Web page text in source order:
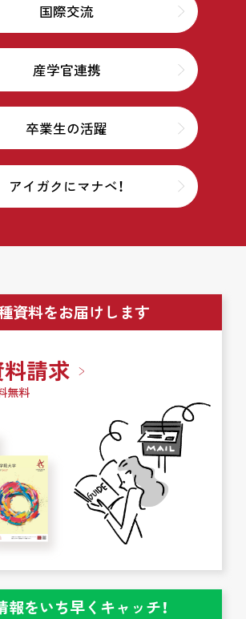
国際交流
産学官連携
卒業生の活躍
アイガクにマナベ！
資料をお届けします
請求
無料
報をいち早くキャッチ！